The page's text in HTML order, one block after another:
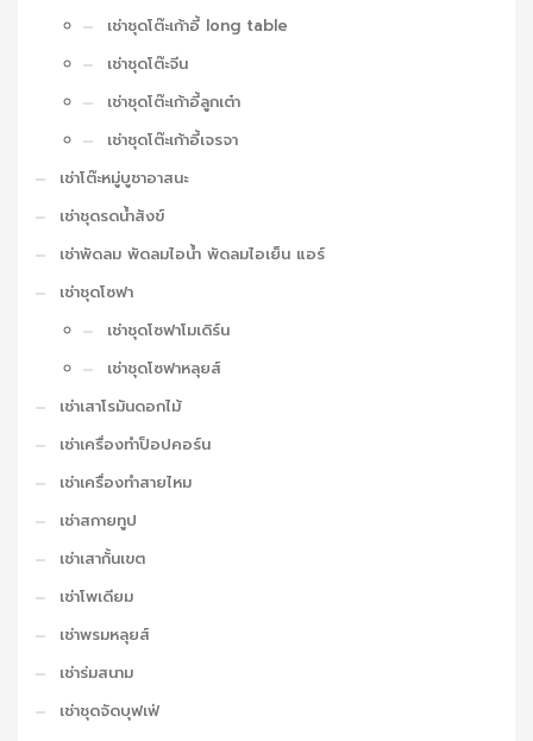
เช่าชุดโต๊ะเก้าอี้ long table
เช่าชุดโต๊ะจีน
เช่าชุดโต๊ะเก้าอี้ลูกเต๋า
เช่าชุดโต๊ะเก้าอี้เจรจา
เช่าโต๊ะหมู่บูชาอาสนะ
เช่าชุดรดน้ำสังข์
เช่าพัดลม พัดลมไอน้ำ พัดลมไอเย็น แอร์
เช่าชุดโซฟา
เช่าชุดโซฟาโมเดิร์น
เช่าชุดโซฟาหลุยส์
เช่าเสาโรมันดอกไม้
เช่าเครื่องทำป็อปคอร์น
เช่าเครื่องทำสายไหม
เช่าสกายทูป
เช่าเสากั้นเขต
เช่าโพเดียม
เช่าพรมหลุยส์
เช่าร่มสนาม
เช่าชุดจัดบุฟเฟ่